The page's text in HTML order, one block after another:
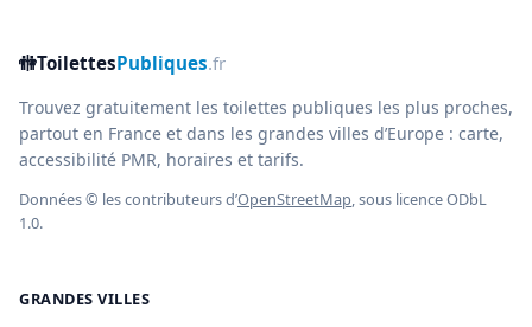
🚻ToilettesPubliques.fr
Trouvez gratuitement les toilettes publiques les plus proches,
partout en France et dans les grandes villes d’Europe : carte,
accessibilité PMR, horaires et tarifs.
Données © les contributeurs d’OpenStreetMap, sous licence ODbL
1.0.
GRANDES VILLES